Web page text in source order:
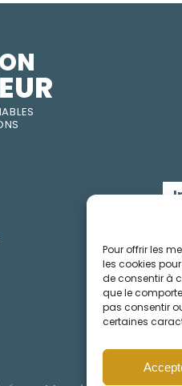
Pour offrir les
les cookies
de consentir à
que le
pas consentir
certaines
NS